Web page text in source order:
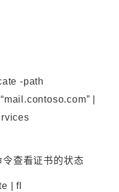
-path
|
查看证书的状态
| fl